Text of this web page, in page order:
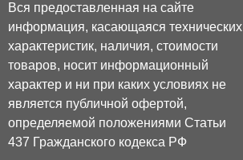
Вся предоставленная на сайте
информация, касающаяся технических
характеристик, наличия, стоимости
товаров, носит информационный
характер и ни при каких условиях не
является публичной офертой,
определяемой положениями Статьи
437 Гражданского кодекса РФ